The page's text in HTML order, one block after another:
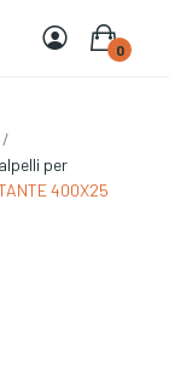
0
per
400X25